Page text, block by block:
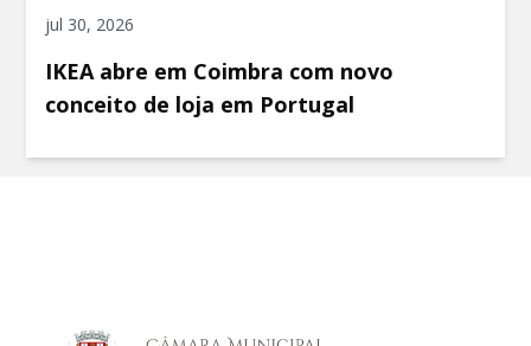
jul 30, 2026
IKEA abre em Coimbra com novo
conceito de loja em Portugal